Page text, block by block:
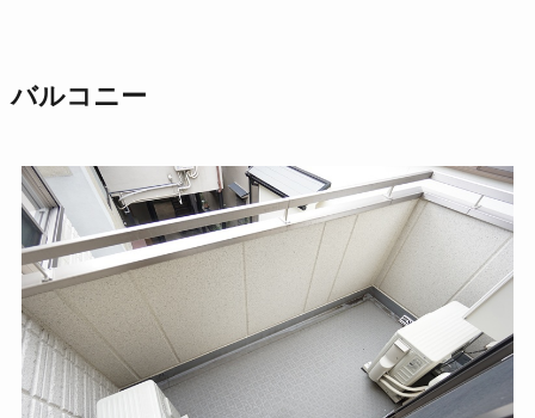
バルコニー